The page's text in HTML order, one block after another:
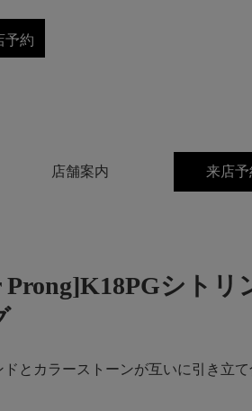
店舗案内 来店予
予約
Prong]K18PGシト
ドとカラーストーンが互いに引き立